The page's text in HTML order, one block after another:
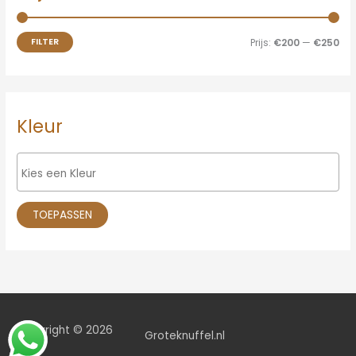
FILTER Prijs: €200— €250
Kleur
TOEPASSEN
Copyright © 2026 Groteknuffel.nl